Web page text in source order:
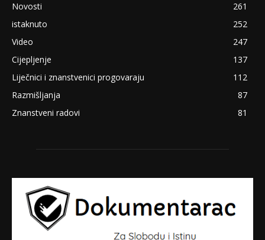
Novosti
261
istaknuto
252
Video
247
Cijepljenje
137
Liječnici i znanstvenici progovaraju
112
Razmišljanja
87
Znanstveni radovi
81